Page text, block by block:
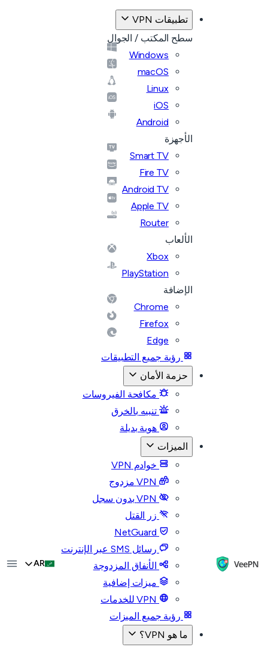
تطبيقات VPN
سطح المكتب / الجوال
Windows
macOS
Linux
iOS
Android
الأجهزة
Smart TV
Fire TV
Android TV
Apple TV
Router
الألعاب
Xbox
PlayStation
الإضافة
Chrome
Firefox
Edge
رؤية جميع التطبيقات
حزمة الأمان
مكافحة الفيروسات
تنبيه بالخرق
هوية بديلة
الميزات
خوادم VPN
VPN مزدوج
VPN بدون سجل
زر القتل
NetGuard
رسائل SMS عبر الإنترنت
الأنفاق المزدوجة
ميزات إضافية
VPN للخدمات
رؤية جميع الميزات
ما هو VPN؟
AR